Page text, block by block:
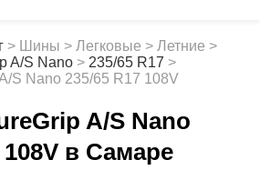
> Шины > Легковые > Летние >
A/S Nano > 235/65 R17 >
S Nano 235/65 R17 108V
A/S Nano
в Самаре